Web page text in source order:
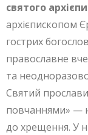
святого
архієпископом
гострих
православне
та
Святий
повчаннями» —
до хрещення. У